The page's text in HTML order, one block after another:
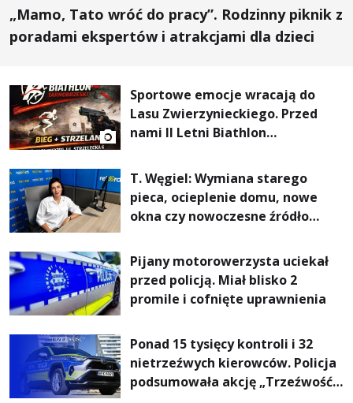
„Mamo, Tato wróć do pracy”. Rodzinny piknik z
poradami ekspertów i atrakcjami dla dzieci
Sportowe emocje wracają do
Lasu Zwierzynieckiego. Przed
nami II Letni Biathlon
T. Węgiel: Wymiana starego
pieca, ocieplenie domu, nowe
okna czy nowoczesne źródło
rachunki za energię, lepszy
komfort życia i... czystsze
powietrze
Pijany motorowerzysta uciekał
przed policją. Miał blisko 2
promile i cofnięte uprawnienia
Ponad 15 tysięcy kontroli i 32
nietrzeźwych kierowców. Policja
podsumowała akcję „Trzeźwość”